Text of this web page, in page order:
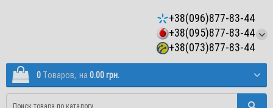
+38(096)877-83-44
+38(095)877-83-44
+38(073)877-83-44
0 Tоваров, на 0.00 грн.